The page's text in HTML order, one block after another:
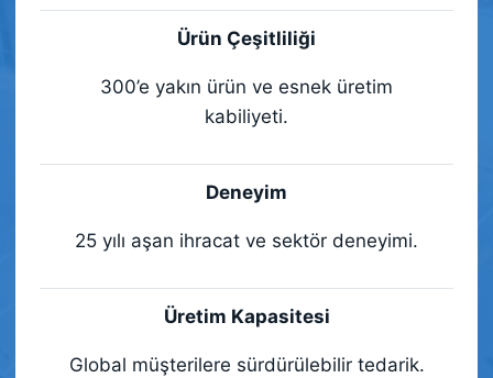
Ürün Çeşitliliği
300’e yakın ürün ve esnek üretim
kabiliyeti.
Deneyim
25 yılı aşan ihracat ve sektör deneyimi.
Üretim Kapasitesi
Global müşterilere sürdürülebilir tedarik.